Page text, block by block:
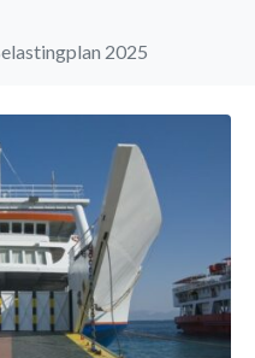
2025